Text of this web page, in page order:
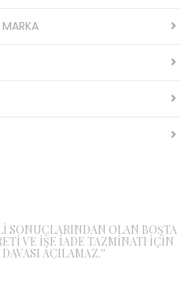
SONUÇLARINDAN OLAN BOŞTA
VE İŞE İADE TAZMİNATI İÇİN
AÇILAMAZ.''